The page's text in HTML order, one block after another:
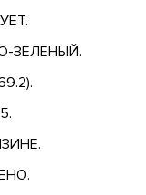
ЗЕЛЕНЫЙ.